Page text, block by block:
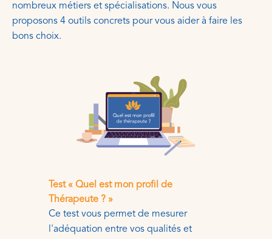
nombreux métiers et spécialisations. Nous vous
proposons 4 outils concrets pour vous aider à faire les
bons choix.
Test « Quel est mon profil de
Thérapeute ? »
Ce test vous permet de mesurer
l'adéquation entre vos qualités et